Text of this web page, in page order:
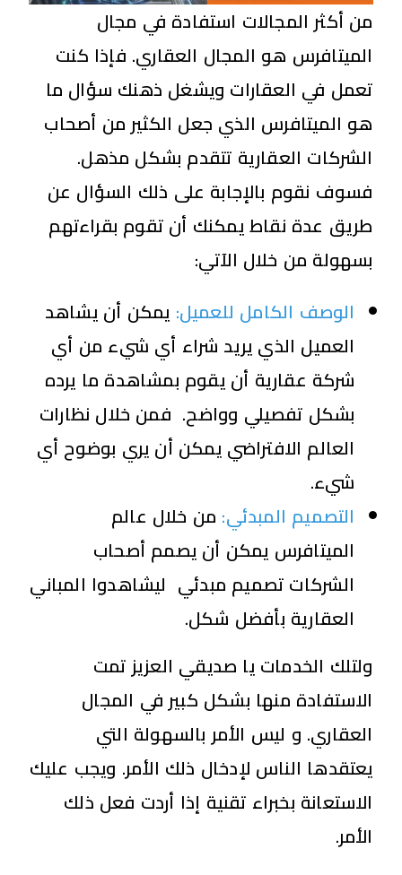
من أكثر المجالات استفادة في مجال
الميتافرس هو المجال العقاري. فإذا كنت
تعمل في العقارات ويشغل ذهنك سؤال ما
هو الميتافرس الذي جعل الكثير من أصحاب
الشركات العقارية تتقدم بشكل مذهل.
فسوف نقوم بالإجابة على ذلك السؤال عن
طريق عدة نقاط يمكنك أن تقوم بقراءتهم
بسهولة من خلال الآتي:
الوصف الكامل للعميل: يمكن أن يشاهد
العميل الذي يريد شراء أي شيء من أي
شركة عقارية أن يقوم بمشاهدة ما يرده
بشكل تفصيلي وواضح. فمن خلال نظارات
العالم الافتراضي يمكن أن يري بوضوح أي
شيء.
التصميم المبدئي: من خلال عالم
الميتافرس يمكن أن يصمم أصحاب
الشركات تصميم مبدئي ليشاهدوا المباني
العقارية بأفضل شكل.
ولتلك الخدمات يا صديقي العزيز تمت
الاستفادة منها بشكل كبير في المجال
العقاري. و ليس الأمر بالسهولة التي
يعتقدها الناس لإدخال ذلك الأمر. ويجب عليك
الاستعانة بخبراء تقنية إذا أردت فعل ذلك
الأمر.